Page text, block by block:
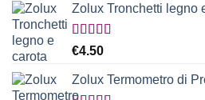
Zolux Tronchetti legno
Valutato
€4.50
Zolux Termometro di